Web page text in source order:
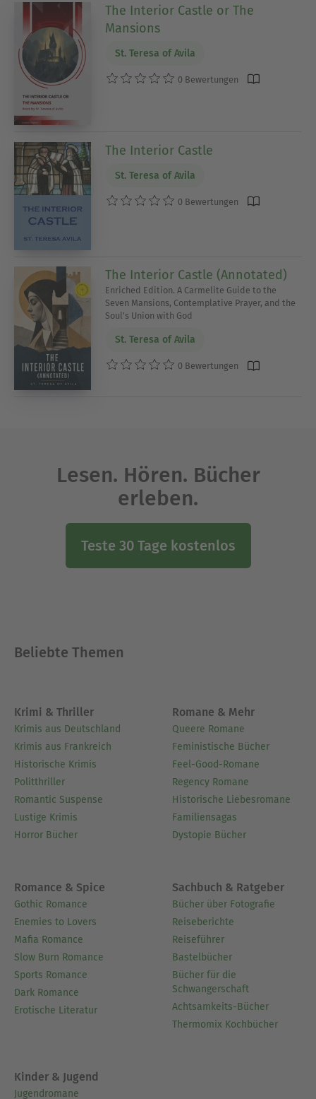
The Interior Castle or The
Mansions
St. Teresa of Avila
0 Bewertungen
The Interior Castle
St. Teresa of Avila
0 Bewertungen
The Interior Castle (Annotated)
Enriched Edition. A Carmelite Guide to the
Seven Mansions, Contemplative Prayer, and the
Soul's Union with God
St. Teresa of Avila
0 Bewertungen
Lesen. Hören. Bücher
erleben.
Teste 30 Tage kostenlos
Beliebte Themen
Krimi & Thriller
Krimis aus Deutschland
Krimis aus Frankreich
Historische Krimis
Politthriller
Romantic Suspense
Lustige Krimis
Horror Bücher
Romane & Mehr
Queere Romane
Feministische Bücher
Feel-Good-Romane
Regency Romane
Historische Liebesromane
Familiensagas
Dystopie Bücher
Romance & Spice
Gothic Romance
Enemies to Lovers
Mafia Romance
Slow Burn Romance
Sports Romance
Dark Romance
Erotische Literatur
Sachbuch & Ratgeber
Bücher über Fotografie
Reiseberichte
Reiseführer
Bastelbücher
Bücher für die
Schwangerschaft
Achtsamkeits-Bücher
Thermomix Kochbücher
Kinder & Jugend
Jugendromane